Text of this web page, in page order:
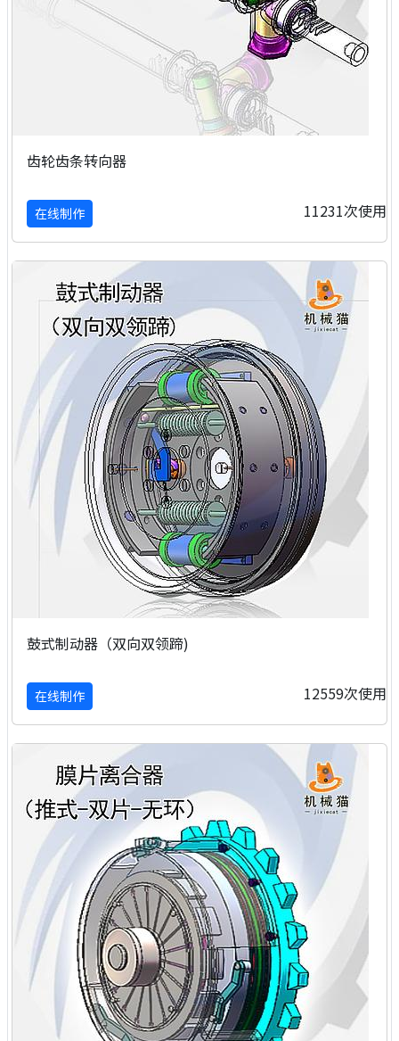
齿轮齿条转向器
在线制作 11231次使用
鼓式制动器（双向双领蹄)
在线制作 12559次使用